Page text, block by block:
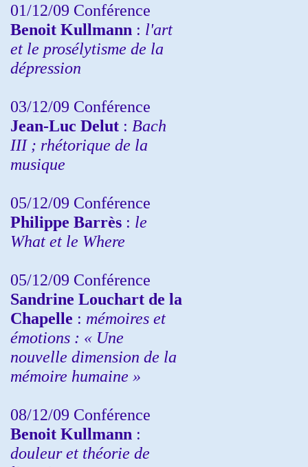
01/12/09 Conférence
Benoit Kullmann : l'art
et le prosélytisme de la
dépression
03/12/09 Conférence
Jean-Luc Delut : Bach
III ; rhétorique de la
musique
05/12/09 Conférence
Philippe Barrès : le
What et le Where
05/12/09 Conférence
Sandrine Louchart de la
Chapelle : mémoires et
émotions : « Une
nouvelle dimension de la
mémoire humaine »
08/12/09 Conférence
Benoit Kullmann :
douleur et théorie de